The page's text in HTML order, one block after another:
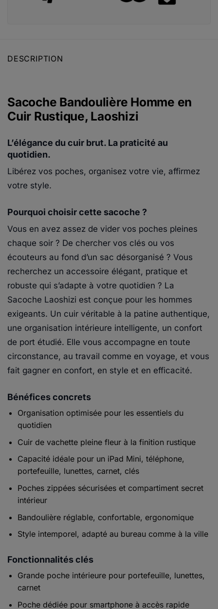
DESCRIPTION
Sacoche Bandoulière Homme en
Cuir Rustique, Laoshizi
L’élégance du cuir brut. La praticité au
quotidien.
Libérez vos poches, organisez votre vie, affirmez
votre style.
Pourquoi choisir cette sacoche ?
Vous en avez assez de vider vos poches pleines
chaque soir ? De chercher vos clés ou vos
écouteurs au fond d’un sac désorganisé ? Vous
recherchez un accessoire élégant, pratique et
robuste qui s’adapte à votre quotidien ? La
Sacoche Laoshizi est conçue pour les hommes
exigeants. Un cuir véritable à la patine authentique,
une organisation intérieure intelligente, un confort
de port étudié. Elle vous accompagne en toute
circonstance, au travail comme en voyage, et vous
fait gagner en confort, en style et en efficacité.
Bénéfices concrets
Organisation optimisée pour les essentiels du
quotidien
Cuir de vachette pleine fleur à la finition rustique
Capacité idéale pour un iPad Mini, téléphone,
portefeuille, lunettes, carnet, clés
Poches zippées sécurisées et compartiment secret
intérieur
Bandoulière réglable, confortable, ergonomique
Style intemporel, adapté au bureau comme à la ville
Fonctionnalités clés
Grande poche intérieure pour portefeuille, lunettes,
carnet
Poche dédiée pour smartphone à accès rapide